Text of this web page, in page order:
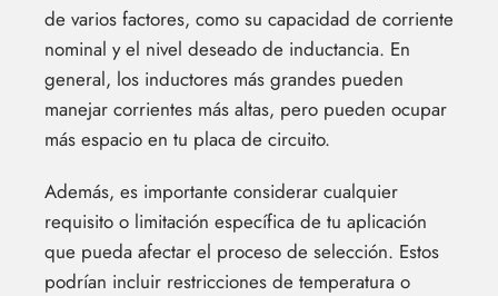
de varios factores, como su capacidad de corriente
nominal y el nivel deseado de inductancia. En
general, los inductores más grandes pueden
manejar corrientes más altas, pero pueden ocupar
más espacio en tu placa de circuito.
Además, es importante considerar cualquier
requisito o limitación específica de tu aplicación
que pueda afectar el proceso de selección. Estos
podrían incluir restricciones de temperatura o